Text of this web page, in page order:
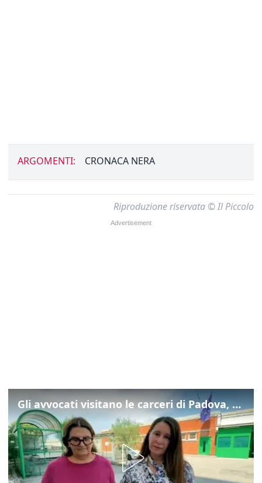
ARGOMENTI: CRONACA NERA
Riproduzione riservata © Il Piccolo
Gli avvocati visitano le carceri di Padova, ecco cosa hanno trovato